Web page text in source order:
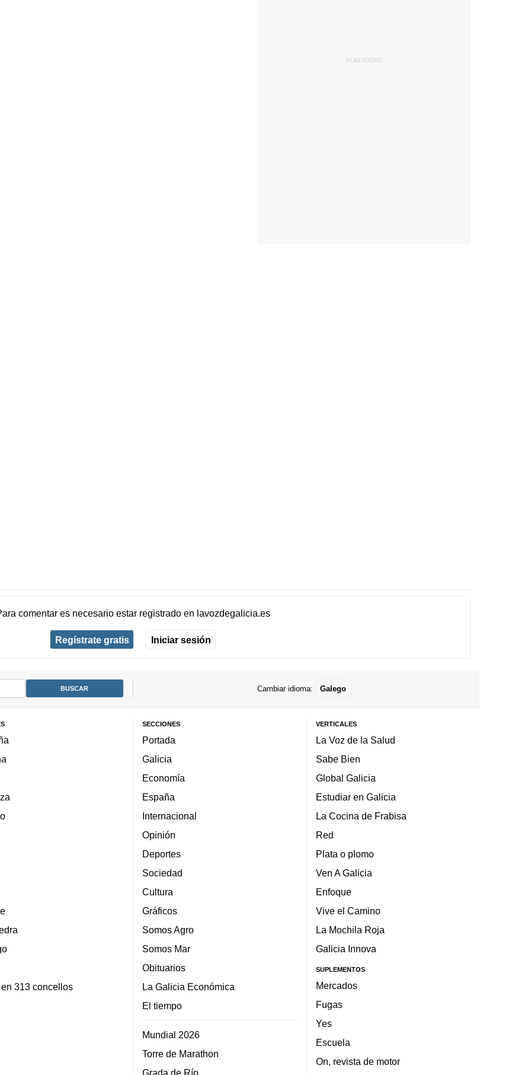
comentar es necesario estar registradoen lavozdegalicia.es
Regístrate gratis Iniciar sesión
Cambiar idioma: Galego
313 concellos
SECCIONES
Portada
Galicia
Economía
España
Internacional
Opinión
Deportes
Sociedad
Cultura
Gráficos
Somos Agro
Somos Mar
Obituarios
La Galicia Económica
El tiempo
Mundial 2026
Torre de Marathon
Grada de Río
VERTICALES
La Voz de la Salud
Sabe Bien
Global Galicia
Estudiar en Galicia
La Cocina de Frabisa
Red
Plata o plomo
Ven A Galicia
Enfoque
Vive el Camino
La Mochila Roja
Galicia Innova
SUPLEMENTOS
Mercados
Fugas
Yes
Escuela
On, revista de motor